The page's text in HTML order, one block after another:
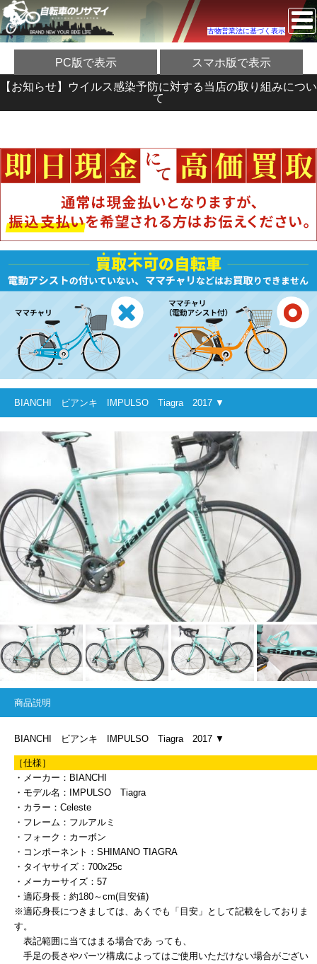
古物営業法に基づく表示
PC版で表示 スマホ版で表示
【お知らせ】ウイルス感染予防に対する当店の取り組みについ
て
BIANCHI ビアンキ IMPULSO Tiagra 2017 ▼
商品説明
BIANCHI ビアンキ IMPULSO Tiagra 2017 ▼
［仕様］
・メーカー：BIANCHI
・モデル名：IMPULSO Tiagra
・カラー：Celeste
・フレーム：フルアルミ
・フォーク：カーボン
・コンポーネント：SHIMANO TIAGRA
・タイヤサイズ：700x25c
・メーカーサイズ：57
・適応身長：約180～cm(目安値)
※適応身長につきましては、あくでも「目安」として記載をしておりま
す。
表記範囲に当てはまる場合であ っても、
手足の長さやパーツ構成によってはご使用いただけない場合がござい